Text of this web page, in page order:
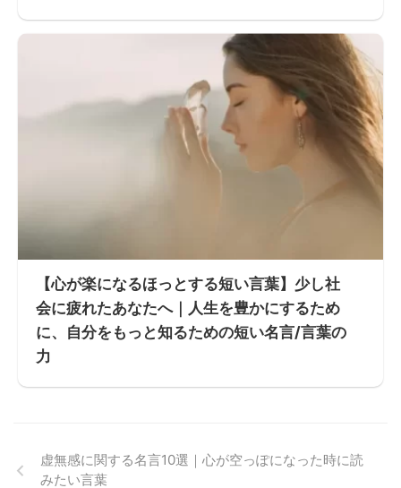
【心が楽になるほっとする短い言葉】少し社
会に疲れたあなたへ｜人生を豊かにするため
に、自分をもっと知るための短い名言/言葉の
力
虚無感に関する名言10選｜心が空っぽになった時に読
みたい言葉